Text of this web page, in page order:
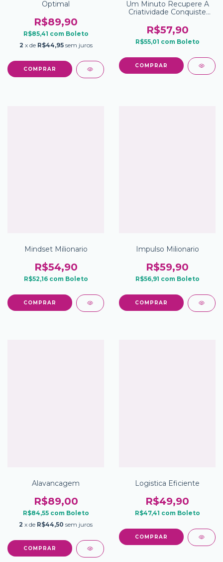
Optimal
R$89,90
R$85,41 com Boleto
2 x de R$44,95 sem juros
Um Minuto Recupere A
Criatividade Conquiste
Melhor Trabalho
R$57,90
R$55,01 com Boleto
Mindset Milionario
R$54,90
R$52,16 com Boleto
Impulso Milionario
R$59,90
R$56,91 com Boleto
Alavancagem
R$89,00
R$84,55 com Boleto
2 x de R$44,50 sem juros
Logistica Eficiente
R$49,90
R$47,41 com Boleto